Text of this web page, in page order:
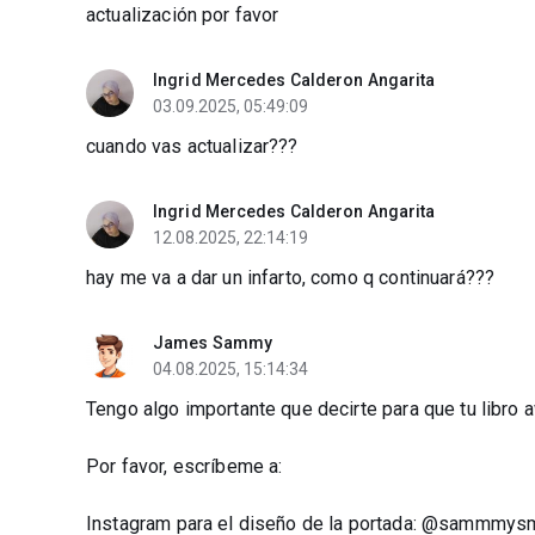
actualización por favor
Ingrid Mercedes Calderon Angarita
03.09.2025, 05:49:09
cuando vas actualizar???
Ingrid Mercedes Calderon Angarita
12.08.2025, 22:14:19
hay me va a dar un infarto, como q continuará???
James Sammy
04.08.2025, 15:14:34
Tengo algo importante que decirte para que tu libro
Por favor, escríbeme a:
Instagram para el diseño de la portada: